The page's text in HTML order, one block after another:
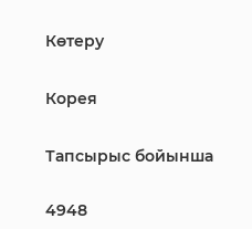
Көтеру
Корея
Тапсырыс бойынша
4948